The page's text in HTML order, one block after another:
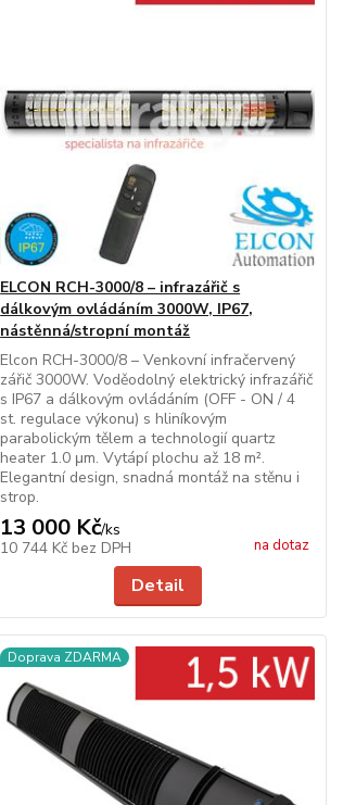
ELCON RCH-3000/8 – infrazářič s
dálkovým ovládáním 3000W, IP67,
nástěnná/stropní montáž
Elcon RCH-3000/8 – Venkovní infračervený
zářič 3000W. Voděodolný elektrický infrazářič
s IP67 a dálkovým ovládáním (OFF - ON / 4
st. regulace výkonu) s hliníkovým
parabolickým tělem a technologií quartz
heater 1.0 μm. Vytápí plochu až 18 m².
Elegantní design, snadná montáž na stěnu i
strop.
13 000 Kč/ks
10 744 Kč bez DPH na dotaz
Detail
Doprava ZDARMA